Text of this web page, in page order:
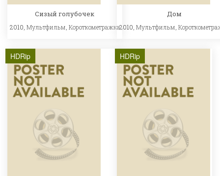
Сизый голубочек
2010, Мультфильм Короткометражка
Дом
2010,Мультфильм ,
HDRip HDRip